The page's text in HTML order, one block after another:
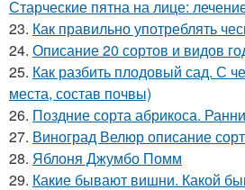
Старческие пятна на лице:
23. Как правильно употреблять
24. Описание 20 сортов и видов
25. Как разбить плодовый сад. С
места, состав почвы)
26. Поздние сорта абрикоса.
27. Виноград Велюр описание
28. Яблоня Джумбо Помм
29. Какие бывают вишни. Какой